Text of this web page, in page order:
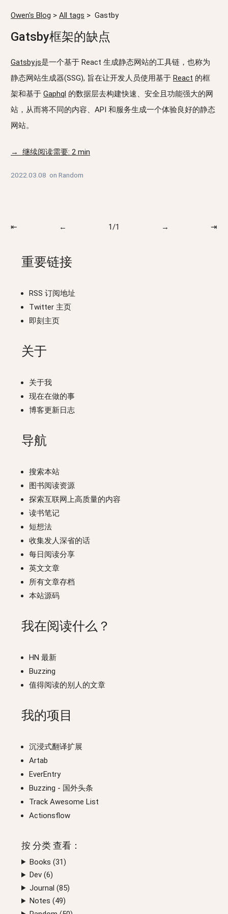
Owen's Blog > All tags > Gastby
Gatsby框架的缺点
Gatsby.js是一个基于 React 生成静态网站的工具链，也称为
静态网站生成器(SSG), 旨在让开发人员使用基于 React 的框
架和基于 Gaphql 的数据层去构建快速、安全且功能强大的网
站，从而将不同的内容、API 和服务生成一个体验良好的静态
网站。
→ 继续阅读需要: 2 min
2022.03.08 on Random
⇤ ← 1/1 → ⇥
重要链接
RSS 订阅地址
Twitter 主页
即刻主页
关于
关于我
现在在做的事
博客更新日志
导航
搜索本站
图书阅读资源
探索互联网上高质量的内容
读书笔记
短想法
收集发人深省的话
每日阅读分享
英文文章
所有文章存档
本站源码
我在阅读什么？
HN 最新
Buzzing
值得阅读的别人的文章
我的项目
沉浸式翻译扩展
Artab
EverEntry
Buzzing - 国外头条
Track Awesome List
Actionsflow
按 分类 查看：
Books (31)
Dev (6)
Journal (85)
Notes (49)